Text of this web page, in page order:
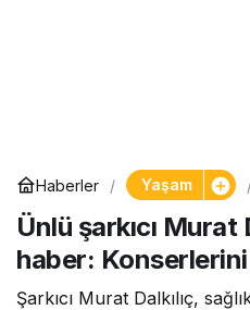
Haberler Yaşam
Ünlü şarkıcı Murat
haber:
Şarkıcı Murat Dalkılıç,